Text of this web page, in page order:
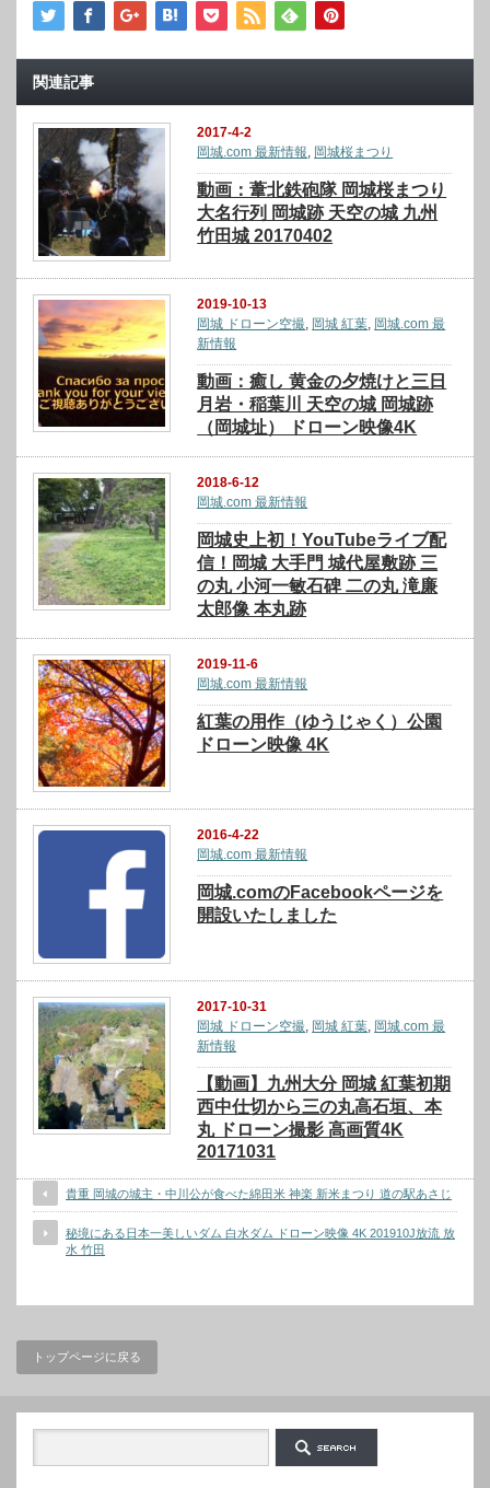
関連記事
2017-4-2
岡城.com 最新情報, 岡城桜まつり
動画：葦北鉄砲隊 岡城桜まつり
大名行列 岡城跡 天空の城 九州
竹田城 20170402
2019-10-13
岡城 ドローン空撮, 岡城 紅葉, 岡城.com 最
新情報
動画：癒し 黄金の夕焼けと三日
月岩・稲葉川 天空の城 岡城跡
（岡城址） ドローン映像4K
2018-6-12
岡城.com 最新情報
岡城史上初！YouTubeライブ配
信！岡城 大手門 城代屋敷跡 三
の丸 小河一敏石碑 二の丸 滝廉
太郎像 本丸跡
2019-11-6
岡城.com 最新情報
紅葉の用作（ゆうじゃく）公園
ドローン映像 4K
2016-4-22
岡城.com 最新情報
岡城.comのFacebookページを
開設いたしました
2017-10-31
岡城 ドローン空撮 岡城 紅葉 岡城.com 最
新情報
【動画】九州大分 岡城 紅葉初期
西中仕切から三の丸高石垣、本
丸 ドローン撮影 高画質4K
20171031
貴重 岡城の城主・中川公が食べた綿田米 神楽 新米まつり 道の駅あさじ
秘境にある日本一美しいダム 白水ダム ドローン映像 4K 201910J放流 放
水 竹田
トップページに戻る